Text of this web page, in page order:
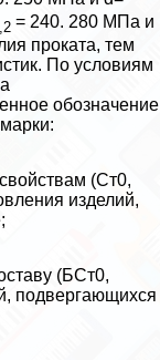
= 240. 280 МПа и
проката, тем
По условиям
обозначение
(Ст0,
изделий,
(БСт0,
подвергающихся